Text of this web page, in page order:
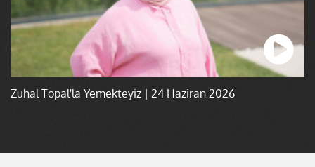
Zuhal Topal'la Yemekteyiz | 24 Haziran 2026